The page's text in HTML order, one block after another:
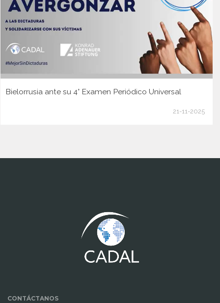
Bielorrusia ante su 4° Examen Periódico Universal
21-11-2025
CONTÁCTANOS